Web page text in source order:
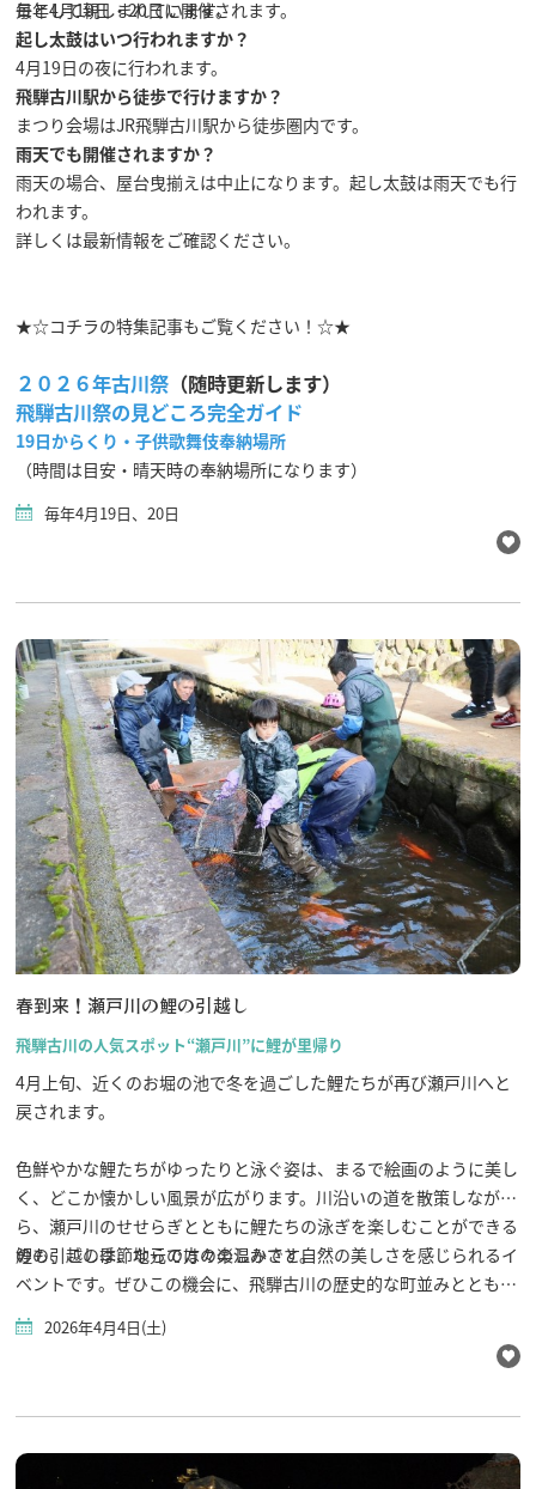
景として親しまれています。
毎年4月19日・20日に開催されます。
起し太鼓はいつ行われますか？
4月19日の夜に行われます。
飛騨古川駅から徒歩で行けますか？
まつり会場はJR飛騨古川駅から徒歩圏内です。
雨天でも開催されますか？
雨天の場合、屋台曳揃えは中止になります。起し太鼓は雨天でも行
われます。
詳しくは最新情報をご確認ください。
★☆コチラの特集記事もご覧ください！☆★
２０２６年古川祭 （随時更新します）
飛騨古川祭の見どころ完全ガイド
19日からくり・子供歌舞伎奉納場所
（時間は目安・晴天時の奉納場所になります）
毎年4月19日、20日
春到来！瀬戸川の鯉の引越し
飛騨古川の人気スポット“瀬戸川”に鯉が里帰り
4月上旬、近くのお堀の池で冬を過ごした鯉たちが再び瀬戸川へと
戻されます。
色鮮やかな鯉たちがゆったりと泳ぐ姿は、まるで絵画のように美し
く、どこか懐かしい風景が広がります。川沿いの道を散策しなが
ら、瀬戸川のせせらぎとともに鯉たちの泳ぎを楽しむことができる
のも、この季節ならではの楽しみです。
鯉の引越しは、地元の方々の温かさと自然の美しさを感じられるイ
ベントです。ぜひこの機会に、飛騨古川の歴史的な町並みととも
に、春の訪れを楽しみにお越しください。
2026年4月4日(土)